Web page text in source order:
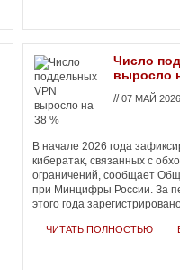
Число
выросло
//07 МАЙ 2026
В начале 2026 года
кибератак, связанных с
ограничений, сообщает
при Минцифры России. За
этого года
ЧИТАТЬ ПОЛНОСТЬЮ